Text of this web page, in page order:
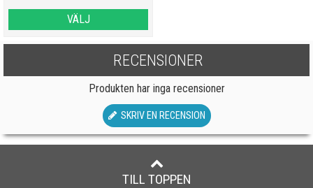
VÄLJ
RECENSIONER
Produkten har inga recensioner
SKRIV EN RECENSION
TILL TOPPEN